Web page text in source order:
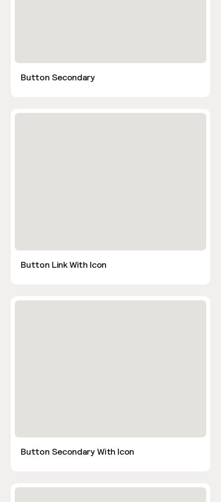
Button Secondary
Button Link With Icon
Button Secondary With Icon